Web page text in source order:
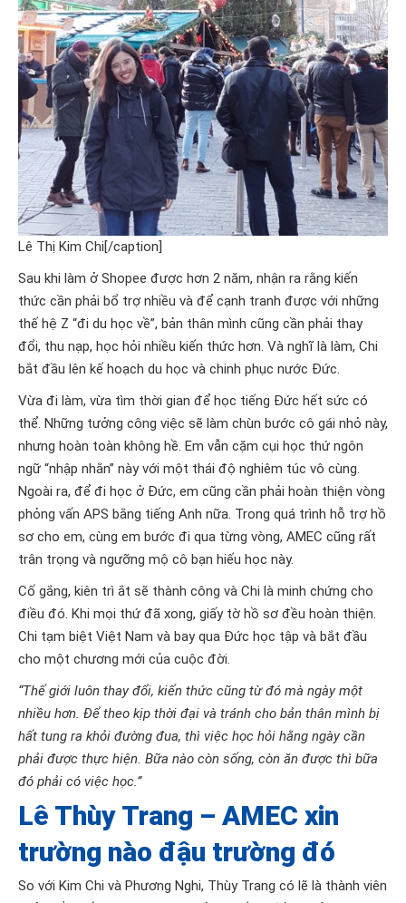
Lê Thị Kim Chi[/caption]
Sau khi làm ở Shopee được hơn 2 năm, nhận ra rằng kiến
thức cần phải bổ trợ nhiều và để cạnh tranh được với những
thế hệ Z “đi du học về”, bản thân mình cũng cần phải thay
đổi, thu nạp, học hỏi nhiều kiến thức hơn. Và nghĩ là làm, Chi
bắt đầu lên kế hoạch du học và chinh phục nước Đức.
Vừa đi làm, vừa tìm thời gian để học tiếng Đức hết sức có
thể. Những tưởng công việc sẽ làm chùn bước cô gái nhỏ này,
nhưng hoàn toàn không hề. Em vẫn cặm cụi học thứ ngôn
ngữ “nhập nhằn” này với một thái độ nghiêm túc vô cùng.
Ngoài ra, để đi học ở Đức, em cũng cần phải hoàn thiện vòng
phỏng vấn APS bằng tiếng Anh nữa. Trong quá trình hỗ trợ hồ
sơ cho em, cùng em bước đi qua từng vòng, AMEC cũng rất
trân trọng và ngưỡng mộ cô bạn hiếu học này.
Cố gắng, kiên trì ắt sẽ thành công và Chi là minh chứng cho
điều đó. Khi mọi thứ đã xong, giấy tờ hồ sơ đều hoàn thiện.
Chi tạm biệt Việt Nam và bay qua Đức học tập và bắt đầu
cho một chương mới của cuộc đời.
“Thế giới luôn thay đổi, kiến thức cũng từ đó mà ngày một
nhiều hơn. Để theo kịp thời đại và tránh cho bản thân mình bị
hất tung ra khỏi đường đua, thì việc học hỏi hằng ngày cần
phải được thực hiện. Bữa nào còn sống, còn ăn được thì bữa
đó phải có việc học.”
Lê Thùy Trang – AMEC xin
trường nào đậu trường đó
So với Kim Chi và Phương Nghi, Thùy Trang có lẽ là thành viên